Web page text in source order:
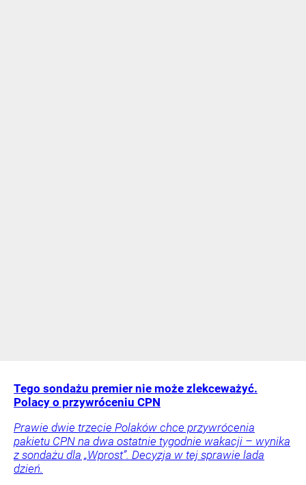
Tego sondażu premier nie może zlekceważyć.
Polacy o przywróceniu CPN
Prawie dwie trzecie Polaków chce przywrócenia
pakietu CPN na dwa ostatnie tygodnie wakacji – wynika
z sondażu dla „Wprost”. Decyzja w tej sprawie lada
dzień.